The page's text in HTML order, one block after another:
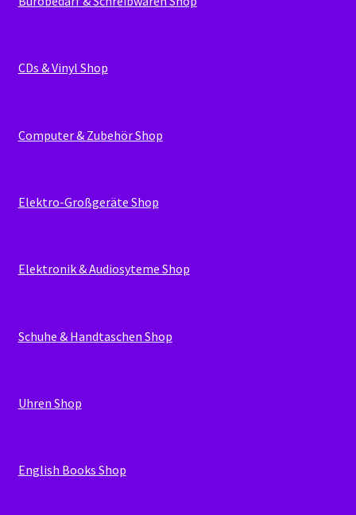
CDs & Vinyl Shop
Computer & Zubehör Shop
Elektro-Großgeräte Shop
Elektronik & Audiosyteme Shop
Schuhe & Handtaschen Shop
Uhren Shop
English Books Shop